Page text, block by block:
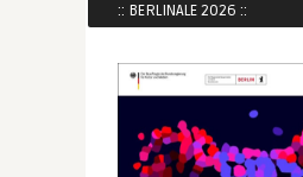
:: BERLINALE 2026 ::